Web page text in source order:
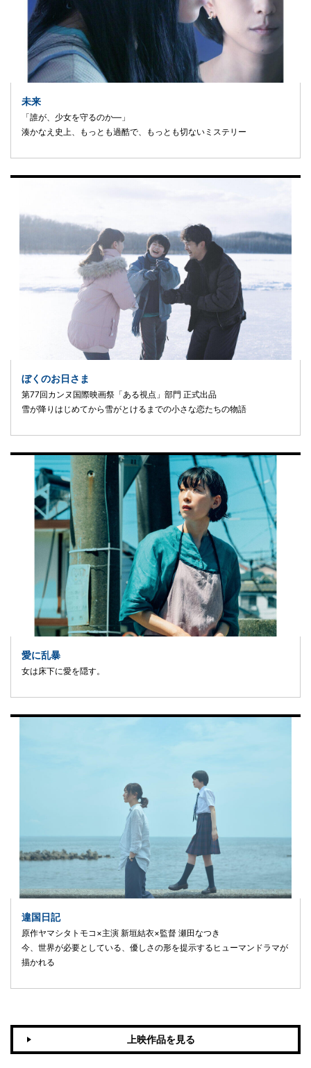
未来
「誰が、少女を守るのか―」
湊かなえ史上、もっとも過酷で、もっとも切ないミステリー
ぼくのお日さま
第77回カンヌ国際映画祭「ある視点」部門 正式出品
雪が降りはじめてから雪がとけるまでの小さな恋たちの物語
愛に乱暴
女は床下に愛を隠す。
違国日記
原作ヤマシタトモコ×主演 新垣結衣×監督 瀬田なつき
今、世界が必要としている、優しさの形を提示するヒューマンドラマが
描かれる
上映作品を見る